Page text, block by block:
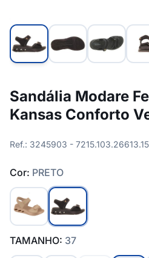
Sandália Modare
Kansas Conforto
Ref.: 3245903 -
Cor: PRETO
TAMANHO: 37